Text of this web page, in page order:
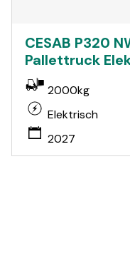
CESAB P320
Pallettruck
2000kg
Elektrisch
2027